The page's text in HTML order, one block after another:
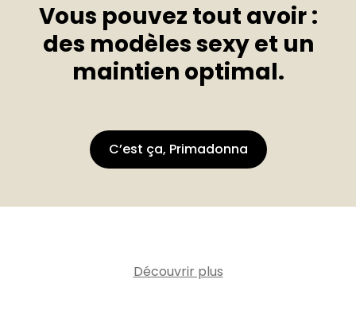
Vous pouvez tout avoir :
des modèles sexy et un
maintien optimal.
C’est ça, Primadonna
Découvrir plus